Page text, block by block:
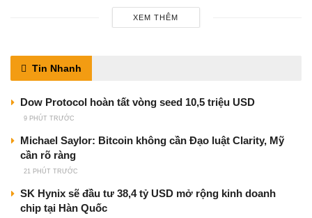
XEM THÊM
Tin Nhanh
Dow Protocol hoàn tất vòng seed 10,5 triệu USD
9 PHÚT TRƯỚC
Michael Saylor: Bitcoin không cần Đạo luật Clarity, Mỹ
cần rõ ràng
21 PHÚT TRƯỚC
SK Hynix sẽ đầu tư 38,4 tỷ USD mở rộng kinh doanh
chip tại Hàn Quốc